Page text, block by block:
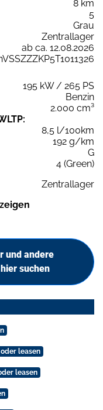
8 km
5
Grau
Zentrallager
ab ca. 12.08.2026
195 kW / 265 PS
Benzin
2.000 cm³
8,5 l/100km
192 g/km
G
4 (Green)
Zentrallager
und andere
suchen
leasen
leasen